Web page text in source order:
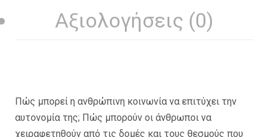
Αξιολογήσεις (0)
Πώς μπορεί η ανθρώπινη κοινωνία να επιτύχει την
αυτονομία της; Πώς μπορούν οι άνθρωποι να
χειραφετηθούν από τις δομές και τους θεσμούς που